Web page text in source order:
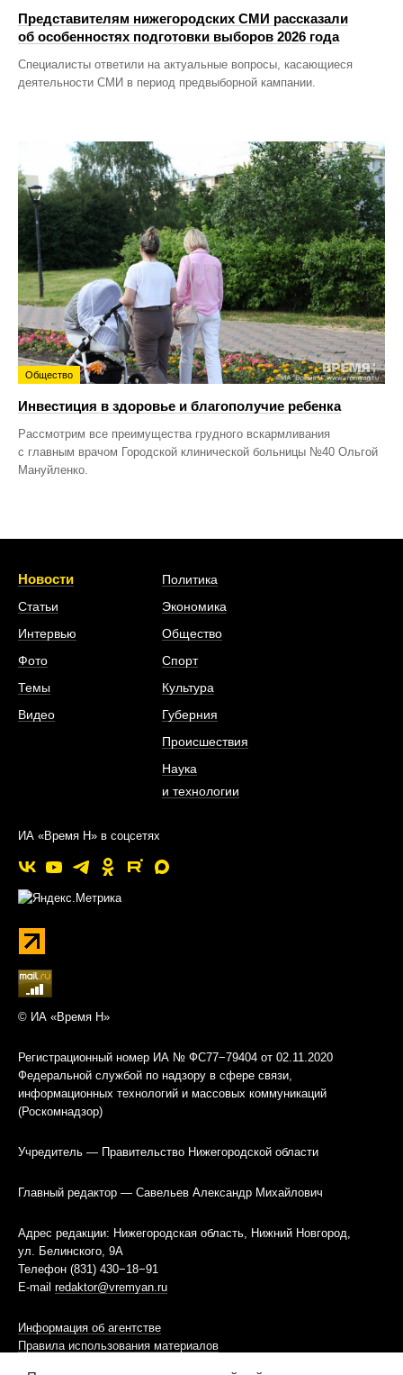
Представителям нижегородских СМИ рассказали
об особенностях подготовки выборов 2026 года
Специалисты ответили на актуальные вопросы, касающиеся
деятельности СМИ в период предвыборной кампании.
Общество
Инвестиция в здоровье и благополучие ребенка
Рассмотрим все преимущества грудного вскармливания
с главным врачом Городской клинической больницы №40 Ольгой
Мануйленко.
Новости
Статьи
Интервью
Фото
Темы
Видео
Политика
Экономика
Общество
Спорт
Культура
Губерния
Происшествия
Наука
и технологии
ИА «Время Н» в соцсетях
© ИА «Время Н»
Регистрационный номер ИА № ФС77−79404 от 02.11.2020
Федеральной службой по надзору в сфере связи,
информационных технологий и массовых коммуникаций
(Роскомнадзор)
Учредитель — Правительство Нижегородской области
Главный редактор — Савельев Александр Михайлович
Адрес редакции: Нижегородская область, Нижний Новгород,
ул. Белинского, 9А
Телефон (831) 430−18−91
E-mail redaktor@vremyan.ru
Информация об агентстве
Правила использования материалов